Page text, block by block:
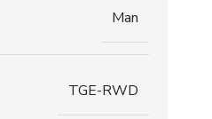
Man
TGE-RWD